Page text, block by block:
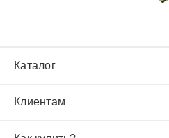
Каталог
Клиентам